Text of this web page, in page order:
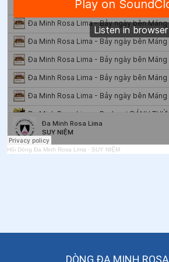
Ngày 05/6 Thánh Luca Vũ Bá
52
Ngày 05/6 Thánh Ða Minh Toại và
Huyên
53
54 .Ngày 03/6 - Thánh Carôlô
đạo
55.Ngày 03/6 Thánh Phaolô Vũ Văn
56.Ngày 02/6 Thánh Ða Minh Ninh
Ngày 29/5 - Thánh Phaolô VI
Hội Dòng Đa Minh Rosa Lima · SUY NIỆM
DÒNG ĐA MINH